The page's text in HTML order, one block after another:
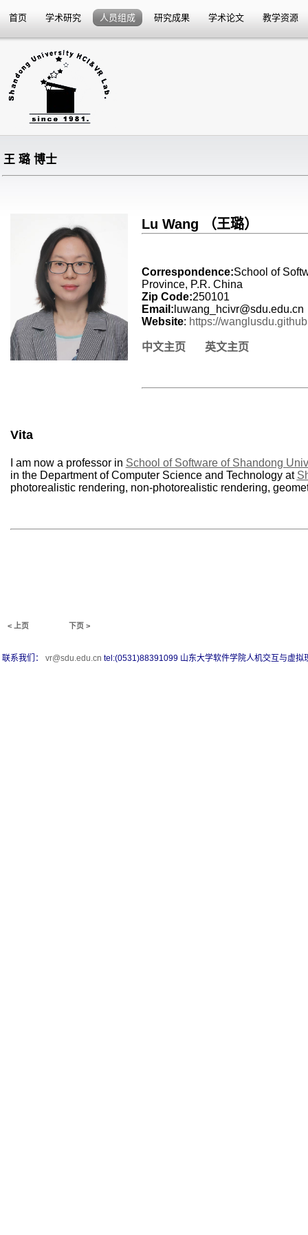
首页 学术研究 人员组成 研究成果 学术论文 教学资源
王 璐 博士
Lu Wang （王璐）
Correspondence:School of
Province, P.R. China
Zip Code:250101
Email: luwang_hcivr@sdu.edu.cn
Website: https://
中文主页 英文主页
Vita
I am now a professor in School of Software of Shandong
in the Department of Computer Science and Technology at
photorealistic rendering, non-photorealistic rendering,
< 上页 下页 >
联系我们： vr@sdu.edu.cn tel:(0531)88391099 山东大学软件学院人机交互与虚拟